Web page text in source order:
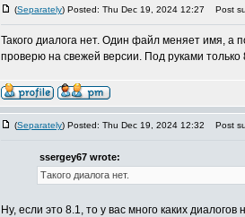
(Separately) Posted: Thu Dec 19, 2024 12:27 Post
Такого диалога нет. Один файл меняет имя,
проверю на свежей версии. Под руками только
(Separately) Posted: Thu Dec 19, 2024 12:32 Post
ssergey67 wrote:
Такого диалога нет.
Ну, если это 8.1, то у вас много каких диалогов